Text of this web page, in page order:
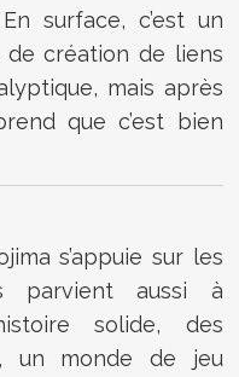
surface, c’est un
création de liens
mais après
que c’est bien
s’appuie sur les
parvient aussi à
solide, des
un monde de jeu